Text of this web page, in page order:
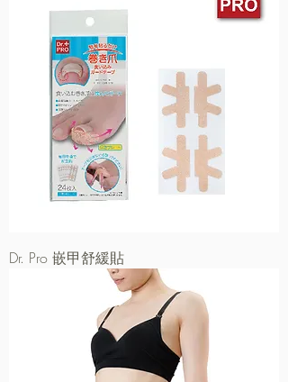
Dr. Pro 嵌甲舒緩貼